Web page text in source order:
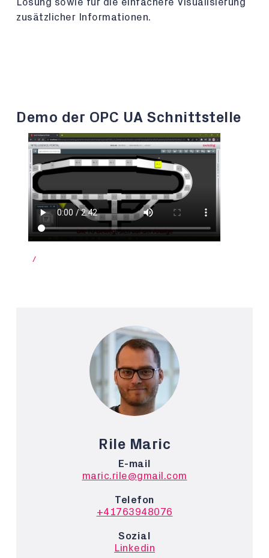
Lösung sowie für die einfachere Visualisierung
zusätzlicher Informationen.
Demo der OPC UA Schnittstelle
/
Rile Maric
E-mail
maric.rile@gmail.com
Telefon
+41763948076
Sozial
Linkedin